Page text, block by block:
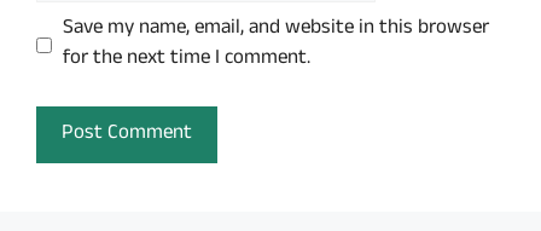
Save my name, email, and website in this browser
for the next time I comment.